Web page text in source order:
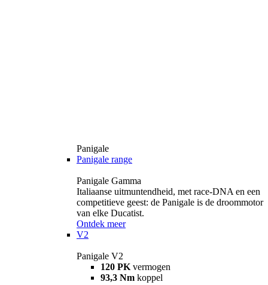
Panigale
Panigale range
Panigale Gamma
Italiaanse uitmuntendheid, met race-DNA en een
competitieve geest: de Panigale is de droommotor
van elke Ducatist.
Ontdek meer
V2
Panigale V2
120 PK vermogen
93,3 Nm koppel